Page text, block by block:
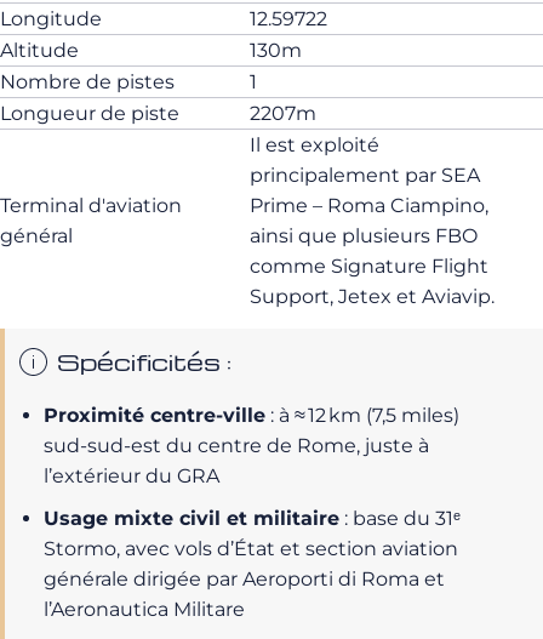
Longitude
12.59722
Altitude
130m
Nombre de pistes
1
Longueur de piste
2207m
Terminal d'aviation
général
Il est exploité
principalement par SEA
Prime – Roma Ciampino,
ainsi que plusieurs FBO
comme Signature Flight
Support, Jetex et Aviavip.
Spécificités :
Proximité centre‑ville : à ≈ 12 km (7,5 miles)
sud‑sud‑est du centre de Rome, juste à
l’extérieur du GRA
Usage mixte civil et militaire : base du 31ᵉ
Stormo, avec vols d’État et section aviation
générale dirigée par Aeroporti di Roma et
l’Aeronautica Militare